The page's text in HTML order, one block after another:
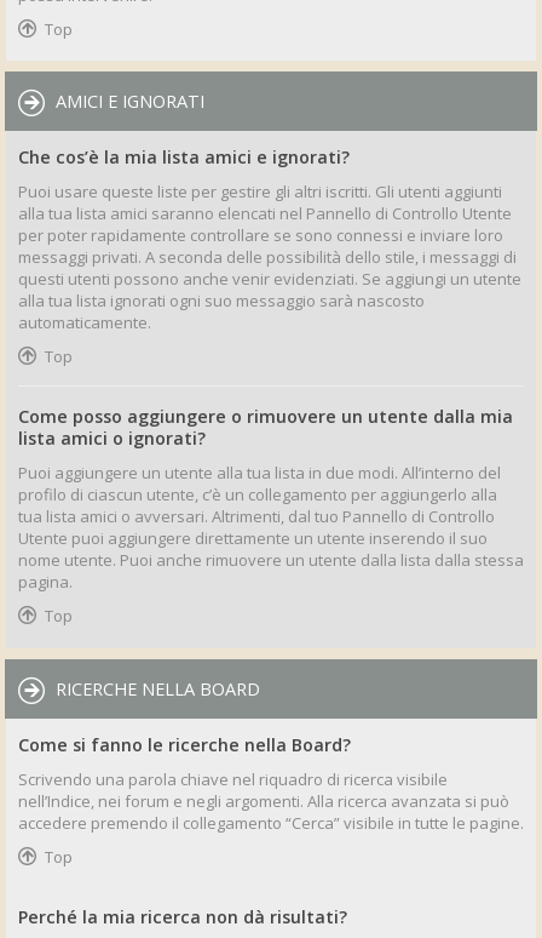
Top
AMICI E IGNORATI
Che cos’è la mia lista amici e ignorati?
Puoi usare queste liste per gestire gli altri iscritti. Gli utenti aggiunti
alla tua lista amici saranno elencati nel Pannello di Controllo Utente
per poter rapidamente controllare se sono connessi e inviare loro
messaggi privati. A seconda delle possibilità dello stile, i messaggi di
questi utenti possono anche venir evidenziati. Se aggiungi un utente
alla tua lista ignorati ogni suo messaggio sarà nascosto
automaticamente.
Top
Come posso aggiungere o rimuovere un utente dalla mia
lista amici o ignorati?
Puoi aggiungere un utente alla tua lista in due modi. All’interno del
profilo di ciascun utente, c’è un collegamento per aggiungerlo alla
tua lista amici o avversari. Altrimenti, dal tuo Pannello di Controllo
Utente puoi aggiungere direttamente un utente inserendo il suo
nome utente. Puoi anche rimuovere un utente dalla lista dalla stessa
pagina.
Top
RICERCHE NELLA BOARD
Come si fanno le ricerche nella Board?
Scrivendo una parola chiave nel riquadro di ricerca visibile
nell’Indice, nei forum e negli argomenti. Alla ricerca avanzata si può
accedere premendo il collegamento “Cerca” visibile in tutte le pagine.
Top
Perché la mia ricerca non dà risultati?